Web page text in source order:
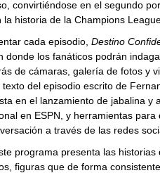
convirtiéndose en el segundo
la historia de la Champions
cada episodio, Destino
donde los fanáticos podrán
de cámaras, galería de fotos y
del episodio escrito de
en el lanzamiento de jabalina y
en ESPN, y herramientas para
a través de las redes
programa presenta las historias
figuras que de forma